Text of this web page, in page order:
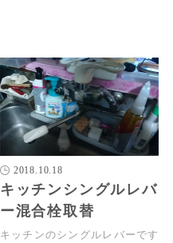
2018.10.18
キッチンシングルレバ
ー混合栓取替
キッチンのシングルレバーです